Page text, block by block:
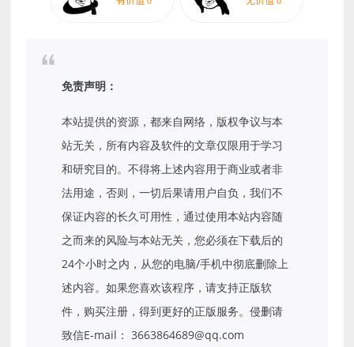
免责声明：
本站提供的资源，都来自网络，版权争议与本
站无关，所有内容及软件的文章仅限用于学习
和研究目的。不得将上述内容用于商业或者非
法用途，否则，一切后果请用户自负，我们不
保证内容的长久可用性，通过使用本站内容随
之而来的风险与本站无关，您必须在下载后的
24个小时之内，从您的电脑/手机中彻底删除上
述内容。如果您喜欢该程序，请支持正版软
件，购买注册，得到更好的正版服务。侵删请
致信E-mail： 3663864689@qq.com